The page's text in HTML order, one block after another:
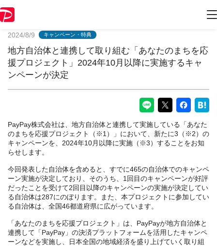
2024/8/9 キャンペーン・特典
地方自治体と連携して取り組む「あなたのまちを応
援プロジェクト」2024年10月以降に実施するキャ
ンペーンが決定
PayPay株式会社は、地方自治体と連携して実施している「あなた
のまちを応援プロジェクト（※1）」において、新たに3（※2）の
キャンペーンを、2024年10月以降に実施（※3）することをお知
らせします。
今回発表した自治体を含めると、すでに465の自治体でのキャンペ
ーン実施が決定しており、そのうち、1回目のキャンペーンが好評
だったことを受けて2回目以降のキャンペーンの実施が決定してい
る自治体は287にのぼります。また、本プロジェクトに参加してい
る自治体は、全国46都道府県に広がっています。
「あなたのまちを応援プロジェクト」は、PayPayが地方自治体と
連携して「PayPay」の決済プラットフォームを活用したキャンペ
ーンなどを実施し、日本全国の地域経済を盛り上げていく取り組